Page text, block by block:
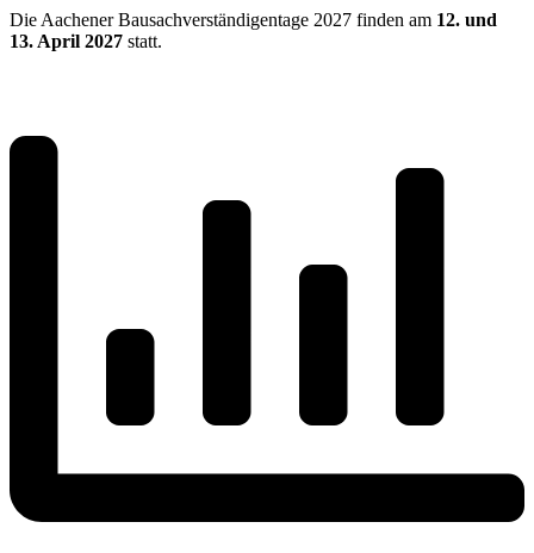
Die Aachener Bausachverständigentage 2027 finden am 12. und
13. April 2027 statt.